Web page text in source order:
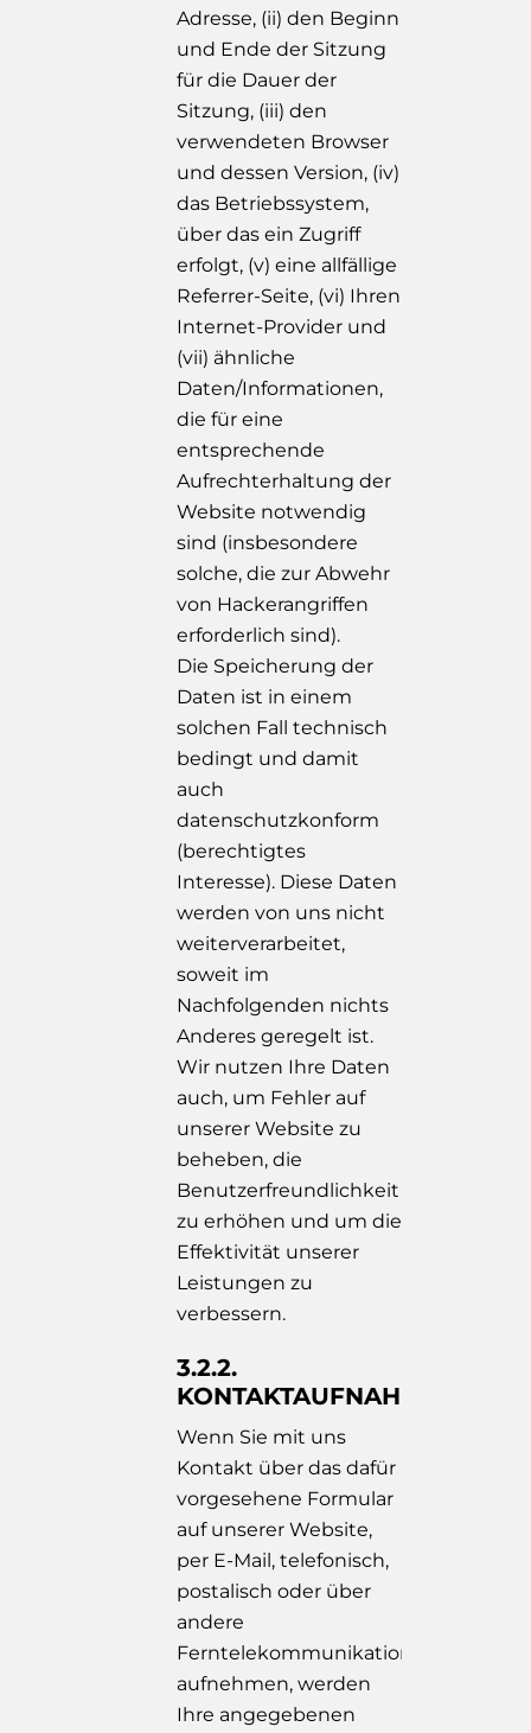
Adresse, (ii) den Beginn
und Ende der Sitzung
für die Dauer der
Sitzung, (iii) den
verwendeten Browser
und dessen Version, (iv)
das Betriebssystem,
über das ein Zugriff
erfolgt, (v) eine allfällige
Referrer-Seite, (vi) Ihren
Internet-Provider und
(vii) ähnliche
Daten/Informationen,
die für eine
entsprechende
Aufrechterhaltung der
Website notwendig
sind (insbesondere
solche, die zur Abwehr
von Hackerangriffen
erforderlich sind).
Die Speicherung der
Daten ist in einem
solchen Fall technisch
bedingt und damit
auch
datenschutzkonform
(berechtigtes
Interesse). Diese Daten
werden von uns nicht
weiterverarbeitet,
soweit im
Nachfolgenden nichts
Anderes geregelt ist.
Wir nutzen Ihre Daten
auch, um Fehler auf
unserer Website zu
beheben, die
Benutzerfreundlichkeit
zu erhöhen und um die
Effektivität unserer
Leistungen zu
verbessern.
3.2.2.
KONTAKTAUFNAHME
Wenn Sie mit uns
Kontakt über das dafür
vorgesehene Formular
auf unserer Website,
per E-Mail, telefonisch,
postalisch oder über
andere
Ferntelekommunikationmittel
aufnehmen, werden
Ihre angegebenen